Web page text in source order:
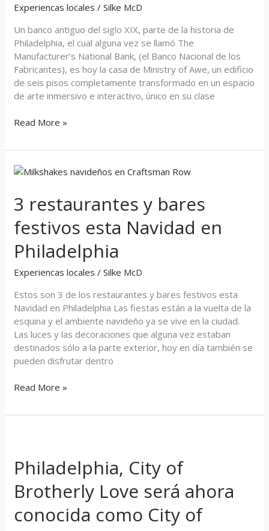
Experiencas locales /Silke McD
Un banco antiguo del siglo XIX, parte de la historia de
Philadelphia, el cual alguna vez se llamó The
Manufacturer’s National Bank, (el Banco Nacional de los
Fabricantes), es hoy la casa de Ministry of Awe, un edificio
de seis pisos completamente transformado en un espacio
de arte inmersivo e interactivo, único en su clase
convirtió
en
arte
Read More »
3 restaurantes y bares
festivos esta Navidad en
Philadelphia
Experiencas locales /Silke McD
Estos son 3 de los restaurantes y bares festivos esta
Navidad en Philadelphia Las fiestas están a la vuelta de la
esquina y el ambiente navideño ya se vive en la ciudad.
Las luces y las decoraciones que alguna vez estaban
destinados sólo a la parte exterior, hoy en día también se
pueden disfrutar dentro
3
y
bares
festivos
esta
Navidad
Philadelphia
Read More »
Philadelphia, City of
Brotherly Love será ahora
conocida como City of
of
Brotherly
Love
será
ahora